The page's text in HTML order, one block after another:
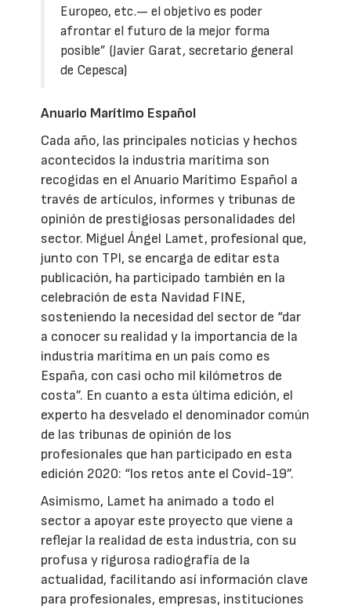
Europeo, etc.— el objetivo es poder
afrontar el futuro de la mejor forma
posible” (Javier Garat, secretario general
de Cepesca)
Anuario Marítimo Español
Cada año, las principales noticias y hechos
acontecidos la industria marítima son
recogidas en el Anuario Marítimo Español a
través de artículos, informes y tribunas de
opinión de prestigiosas personalidades del
sector. Miguel Ángel Lamet, profesional que,
junto con TPI, se encarga de editar esta
publicación, ha participado también en la
celebración de esta Navidad FINE,
sosteniendo la necesidad del sector de “dar
a conocer su realidad y la importancia de la
industria marítima en un país como es
España, con casi ocho mil kilómetros de
costa”. En cuanto a esta última edición, el
experto ha desvelado el denominador común
de las tribunas de opinión de los
profesionales que han participado en esta
edición 2020: “los retos ante el Covid-19”.
Asimismo, Lamet ha animado a todo el
sector a apoyar este proyecto que viene a
reflejar la realidad de esta industria, con su
profusa y rigurosa radiografía de la
actualidad, facilitando así información clave
para profesionales, empresas, instituciones